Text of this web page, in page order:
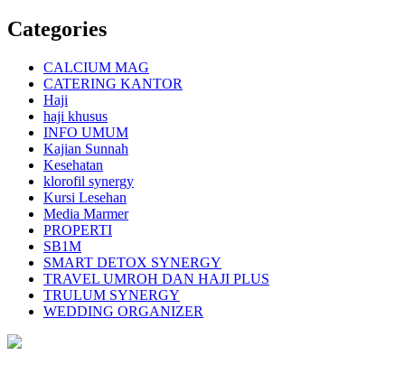
Categories
CALCIUM MAG
CATERING KANTOR
Haji
haji khusus
INFO UMUM
Kajian Sunnah
Kesehatan
klorofil synergy
Kursi Lesehan
Media Marmer
PROPERTI
SB1M
SMART DETOX SYNERGY
TRAVEL UMROH DAN HAJI PLUS
TRULUM SYNERGY
WEDDING ORGANIZER